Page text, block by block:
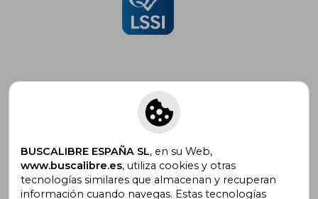
Suscríbete para recibir ofertas y
promociones
BUSCALIBRE ESPAÑA SL, en su Web,
www.buscalibre.es, utiliza cookies y otras
tecnologías similares que almacenan y recuperan
información cuando navegas. Estas tecnologías